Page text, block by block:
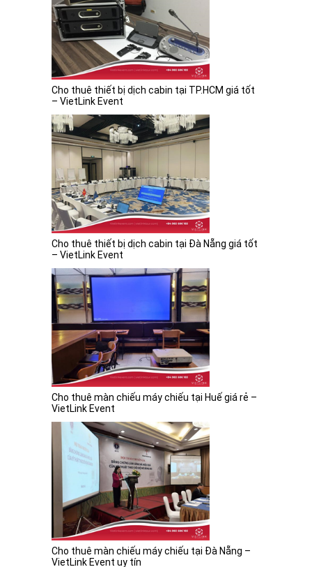
Cho thuê thiết bị dịch cabin tại TP.HCM giá tốt
– VietLink Event
Cho thuê thiết bị dịch cabin tại Đà Nẵng giá tốt
– VietLink Event
Cho thuê màn chiếu máy chiếu tại Huế giá rẻ –
VietLink Event
Cho thuê màn chiếu máy chiếu tại Đà Nẵng –
VietLink Event uy tín